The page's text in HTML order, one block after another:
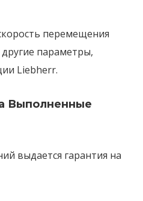
перемещения
параметры,
Liebherr.
Выполненные
выдается гарантия на